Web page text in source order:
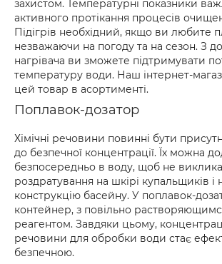
захистом. Температурні показники
активного протікання процесів
Підігрів необхідний, якщо ви любите
незважаючи на погоду та на сезон. З
нагрівача ви зможете підтримувати
температуру води. Наш інтернет-
цей товар в асортименті.
Поплавок-дозатор
Хімічні речовини повинні бути
до безпечної концентрації. Їх можна
безпосередньо в воду, щоб не
роздратування на шкірі купальщиків і
конструкцію басейну. У поплавок-
контейнер, з повільно
реагентом. Завдяки цьому,
речовини для обробки води стає
безпечною.